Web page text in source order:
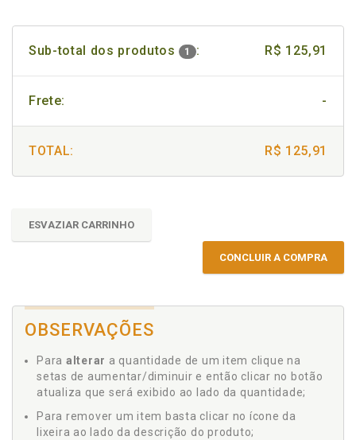
Sub-total dos produtos 1 : R$ 125,91
Frete: -
TOTAL: R$ 125,91
ESVAZIAR CARRINHO
CONCLUIR A COMPRA
OBSERVAÇÕES
Para alterar a quantidade de um item clique na
setas de aumentar/diminuir e então clicar no botão
atualiza que será exibido ao lado da quantidade;
Para remover um item basta clicar no ícone da
lixeira ao lado da descrição do produto;